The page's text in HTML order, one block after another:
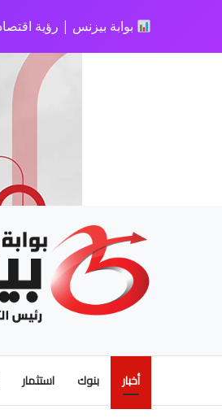
بوابة بيزنس | رؤية
أخبار بنوك استثمار